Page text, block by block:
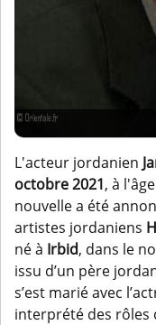
L'acteur jordanien
octobre 2021, à
nouvelle a été
artistes jordaniens
né à Irbid, dans le
issu d’un père
s’est marié avec
interprété des rôles